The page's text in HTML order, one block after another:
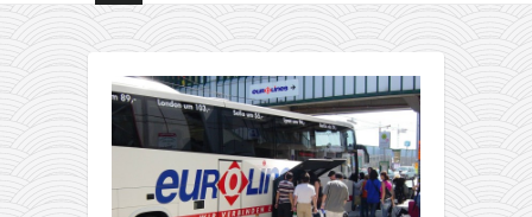
Пакетные
туры из
Варшавы
в Грецию
всего от
139€!